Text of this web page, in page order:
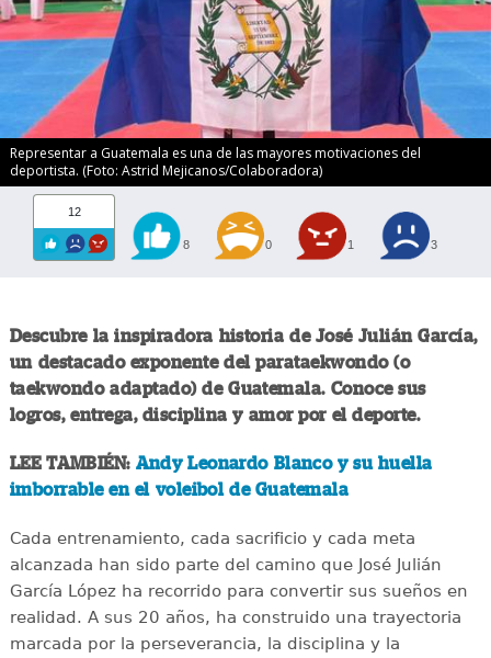
Representar a Guatemala es una de las mayores motivaciones del
deportista. (Foto: Astrid Mejicanos/Colaboradora)
12
8 0 1 3
Descubre la inspiradora historia de José Julián García,
un destacado exponente del parataekwondo (o
taekwondo adaptado) de Guatemala. Conoce sus
logros, entrega, disciplina y amor por el deporte.
LEE TAMBIÉN: Andy Leonardo Blanco y su huella
imborrable en el voleibol de Guatemala
Cada entrenamiento, cada sacrificio y cada meta
alcanzada han sido parte del camino que José Julián
García López ha recorrido para convertir sus sueños en
realidad. A sus 20 años, ha construido una trayectoria
marcada por la perseverancia, la disciplina y la